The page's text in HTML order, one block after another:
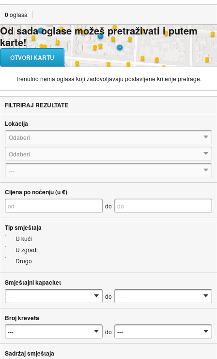
0oglasa
Od sada oglase možeš pretraživati i putem
karte!
OTVORI KARTU
Trenutno nema oglasa koji zadovoljavaju postavljene kriterije pretrage.
FILTRIRAJ REZULTATE
Lokacija
Odaberi
Odaberi
---
Cijena po noćenju (u €)
do
Tip smještaja
U kući
U zgradi
Drugo
Smještajni kapacitet
do
Broj kreveta
do
Sadržaj smještaja